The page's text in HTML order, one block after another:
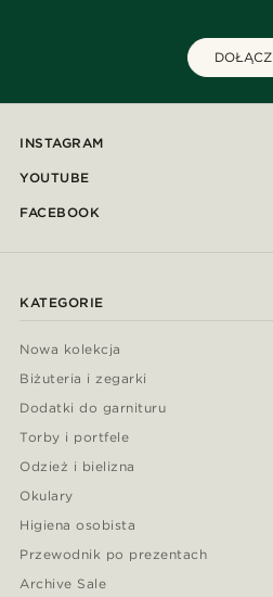
DOŁĄCZ
INSTAGRAM
YOUTUBE
FACEBOOK
KATEGORIE
Nowa kolekcja
Biżuteria i zegarki
Dodatki do garnituru
Torby i portfele
Odzież i bielizna
Okulary
Higiena osobista
Przewodnik po prezentach
Archive Sale